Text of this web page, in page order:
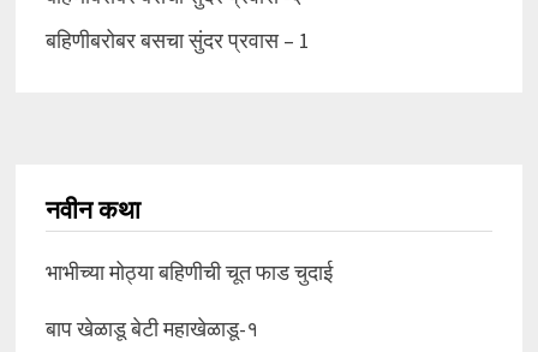
बहिणीबरोबर बसचा सुंदर प्रवास – 1
नवीन कथा
भाभीच्या मोठ्या बहिणीची चूत फाड चुदाई
बाप खेळाडू बेटी महाखेळाडू-१